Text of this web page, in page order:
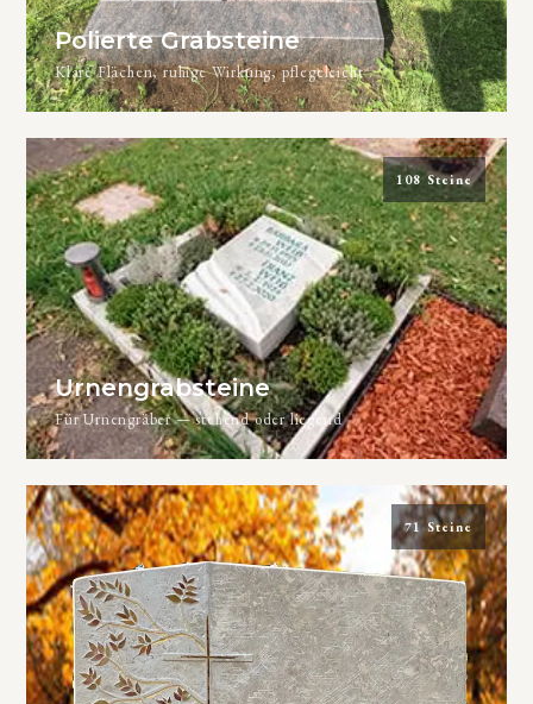
Polierte Grabsteine
Klare Flächen, ruhige Wirkung, pflegeleicht
108 Steine
Urnengrabsteine
Für Urnengräber — stehend oder liegend
71 Steine